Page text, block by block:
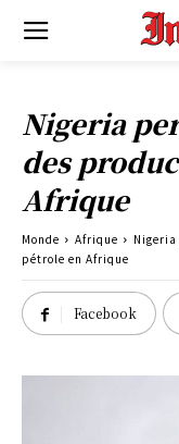
Nigeria
des
Afrique
Monde Afrique
pétrole en Afrique
Facebook